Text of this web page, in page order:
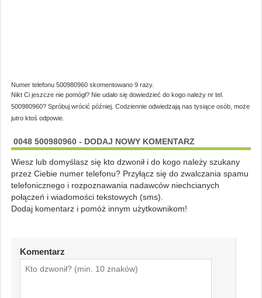
Numer telefonu 500980960 skomentowano 9 razy.
Nikt Ci jeszcze nie pomógł? Nie udało się dowiedzieć do kogo należy nr tel.
500980960? Spróbuj wrócić później. Codziennie odwiedzają nas tysiące osób, może
jutro ktoś odpowie.
0048 500980960 - DODAJ NOWY KOMENTARZ
Wiesz lub domyślasz się kto dzwonił i do kogo należy szukany
przez Ciebie numer telefonu? Przyłącz się do zwalczania spamu
telefonicznego i rozpoznawania nadawców niechcianych
połączeń i wiadomości tekstowych (sms).
Dodaj komentarz i pomóż innym użytkownikom!
Komentarz